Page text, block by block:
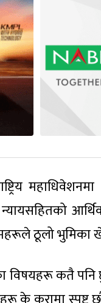
महाधिवेशनमा
ठूलो भुमिका
विषयहरू कतै